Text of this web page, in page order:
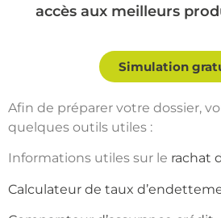
accès aux meilleurs
Simulation
Afin de préparer votre dossier,
quelques outils utiles :
Informations utiles sur le rachat
Calculateur de taux